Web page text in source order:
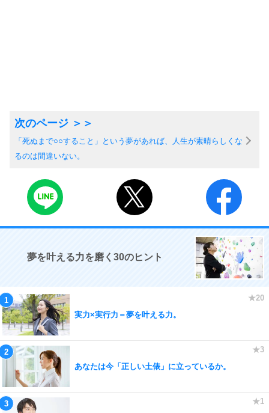
「死ぬまで○○すること」という夢があれば、人生が素晴らしくな
るのは間違いない。
夢を叶える力を磨く30のヒント
実力×実行力＝夢を叶える力。
あなたは今「正しい土俵」に立っているか。